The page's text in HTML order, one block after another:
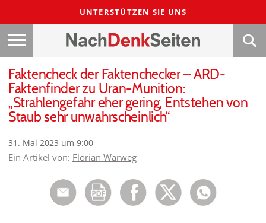
UNTERSTÜTZEN SIE UNS
Faktencheck der Faktenchecker – ARD-
Faktenfinder zu Uran-Munition:
„Strahlengefahr eher gering, Entstehen von
Staub sehr unwahrscheinlich“
31. Mai 2023 um 9:00
Ein Artikel von: Florian Warweg